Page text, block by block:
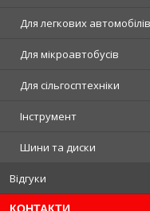
Для легкових автомобілів
Для мікроавтобусів
Для сільгосптехніки
Інструмент
Шини та диски
Відгуки